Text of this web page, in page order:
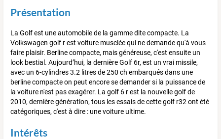
Présentation
La Golf est une automobile de la gamme dite compacte. La
Volkswagen golf r est voiture musclée qui ne demande qu'à vous
faire plaisir. Berline compacte, mais généreuse, c'est ensuite un
look bestial. Aujourd’hui, la dernière Golf 6r, est un vrai missile,
avec un 6-cylindres 3.2 litres de 250 ch embarqués dans une
berline compacte on peut encore se demander si la puissance de
la voiture n'est pas exagérer. La golf 6 r est la nouvelle golf de
2010, dernière génération, tous les essais de cette golf r32 ont été
catégoriques, c'est à dire : une voiture ultime.
Intérêts